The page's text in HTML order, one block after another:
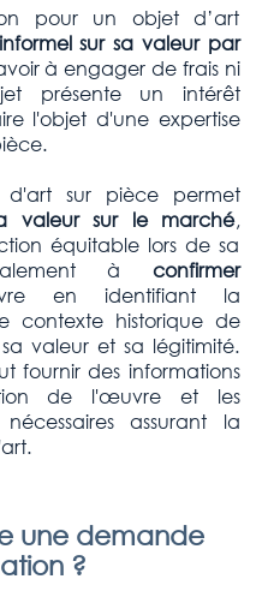
pour un objet d’art
sur sa valeur par
à engager de frais ni
présente un intérêt
l'objet d'une expertise
d'art sur pièce permet
valeur sur le marché,
équitable lors de sa
à confirmer
en identifiant la
contexte historique de
valeur et sa légitimité.
fournir des informations
de l'œuvre et les
assurant la
une demande
?